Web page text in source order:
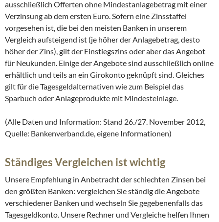
ausschließlich Offerten ohne Mindestanlagebetrag mit einer
Verzinsung ab dem ersten Euro. Sofern eine Zinsstaffel
vorgesehen ist, die bei den meisten Banken in unserem
Vergleich aufsteigend ist (je höher der Anlagebetrag, desto
höher der Zins), gilt der Einstiegszins oder aber das Angebot
für Neukunden. Einige der Angebote sind ausschließlich online
erhältlich und teils an ein Girokonto geknüpft sind. Gleiches
gilt für die Tagesgeldalternativen wie zum Beispiel das
Sparbuch oder Anlageprodukte mit Mindesteinlage.
(Alle Daten und Information: Stand 26./27. November 2012,
Quelle: Bankenverband.de, eigene Informationen)
Ständiges Vergleichen ist wichtig
Unsere Empfehlung in Anbetracht der schlechten Zinsen bei
den größten Banken: vergleichen Sie ständig die Angebote
verschiedener Banken und wechseln Sie gegebenenfalls das
Tagesgeldkonto. Unsere Rechner und Vergleiche helfen Ihnen